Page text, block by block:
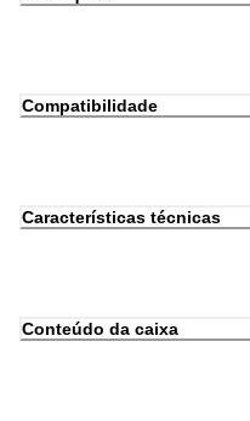
Compatibilidade
Características técnicas
Conteúdo da caixa